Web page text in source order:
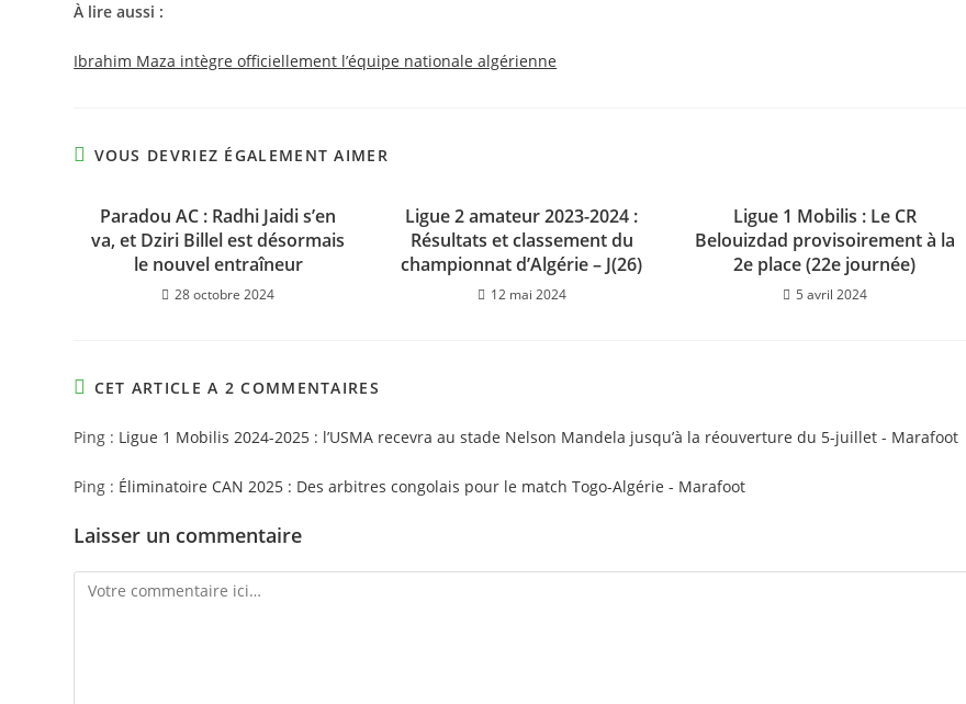
À lire aussi :
Ibrahim Maza intègre officiellement l’équipe nationale algérienne
VOUS DEVRIEZ ÉGALEMENT AIMER
Paradou AC : Radhi Jaidi s’en
va, et Dziri Billel est désormais
le nouvel entraîneur
28 octobre 2024
Ligue 2 amateur 2023-2024 :
Résultats et classement du
championnat d’Algérie – J(26)
12 mai 2024
Ligue 1 Mobilis : Le CR
Belouizdad provisoirement à la
2e place (22e journée)
5 avril 2024
CET ARTICLE A 2 COMMENTAIRES
Ping : Ligue 1 Mobilis 2024-2025 : l’USMA recevra au stade Nelson Mandela jusqu’à la réouverture du 5-juillet - Marafoot
Ping : Éliminatoire CAN 2025 : Des arbitres congolais pour le match Togo-Algérie - Marafoot
Laisser un commentaire
Comment